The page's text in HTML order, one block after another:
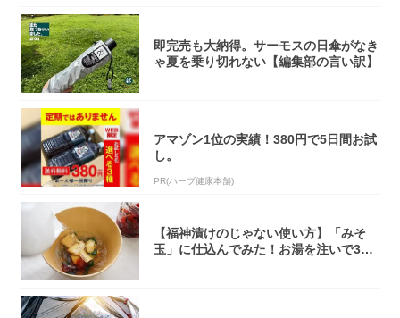
即完売も大納得。サーモスの日傘がなき
ゃ夏を乗り切れない【編集部の言い訳】
アマゾン1位の実績！380円で5日間お試
し。
PR(ハーブ健康本舗)
【福神漬けのじゃない使い方】「みそ
玉」に仕込んでみた！お湯を注いで30